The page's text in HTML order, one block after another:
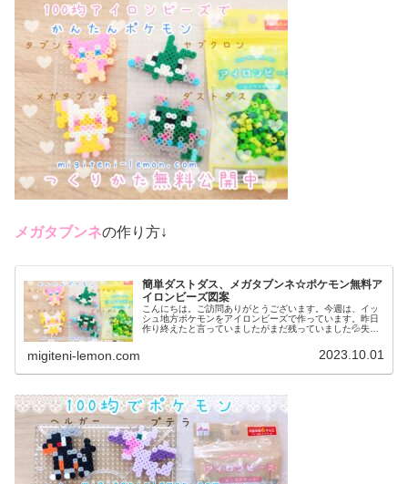
メガタブンネの作り方↓
簡単ダストダス、メガタブンネ☆ポケモン無料ア
イロンビーズ図案
こんにちは。ご訪問ありがとうございます。今週は、イッ
シュ地方ポケモンをアイロンビーズで作っています。昨日
作り終えたと言っていましたがまだ残っていました💦失礼
migiteni-lemon.com 2023.10.01